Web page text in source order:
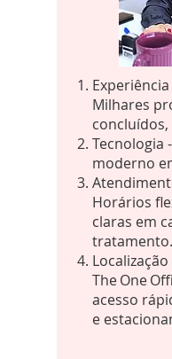
Milhares
concluídos,
Tecnologia
moderno
Horários
claras em
tratamento.
The One
acesso
e